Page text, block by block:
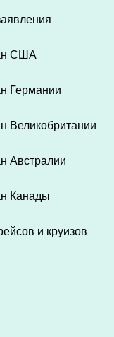
США
Германии
Великобритании
Австралии
Канады
и круизов